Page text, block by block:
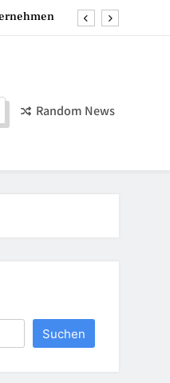
Events
Random News
Suchen